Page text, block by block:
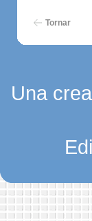
Tornar
Una